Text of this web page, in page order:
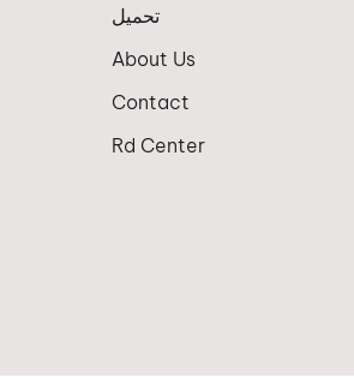
تحميل
About Us
Contact
Rd Center